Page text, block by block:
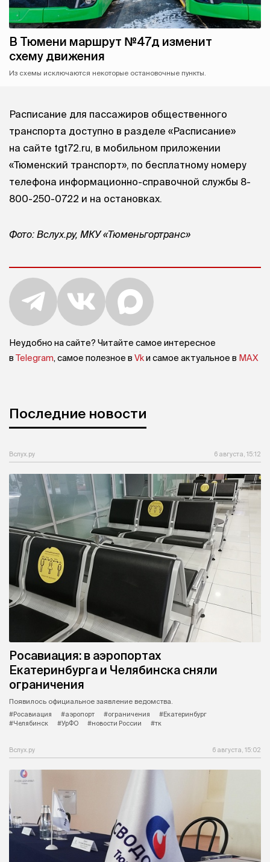
В Тюмени маршрут №47д изменит
схему движения
Из схемы исключаются некоторые остановочные пункты.
Расписание для пассажиров общественного
транспорта доступно в разделе «Расписание»
на сайте tgt72.ru, в мобильном приложении
«Тюменский транспорт», по бесплатному номеру
телефона информационно-справочной службы 8-
800-250-0722 и на остановках.
Фото: Вслух.ру, МКУ «Тюменьгортранс»
Неудобно на сайте? Читайте самое интересное
в Telegram, самое полезное в Vkи самое актуальное в MAX
Последние новости
Вслух.ру 6 августа, 15:12
Росавиация: в аэропортах
Екатеринбурга и Челябинска сняли
ограничения
Появилось официальное заявление ведомства.
#Росавиация
#аэропорт #ограничения
#Екатеринбург
#Челябинск
#УрФО #новости России #тк
Вслух.ру 6 августа, 15:02